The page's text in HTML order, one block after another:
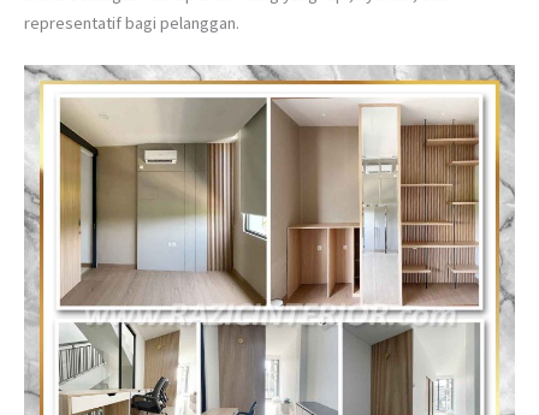
representatif bagi pelanggan.